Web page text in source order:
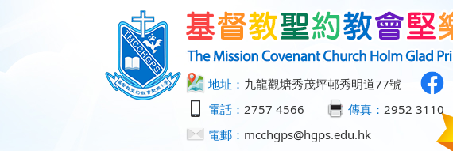
地址： 九龍觀塘秀茂坪邨秀明道77號
電話： 2757 4566 傳真： 2952 3110
電郵： mcchgps@hgps.edu.hk